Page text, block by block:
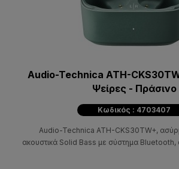
Audio-Technica ATH-
Ψείρες - Πράσινο
Κωδικός : 4703407
Audio-Technica ATH-CKS30TW+,
ακουστικά Solid Bass με σύστημα